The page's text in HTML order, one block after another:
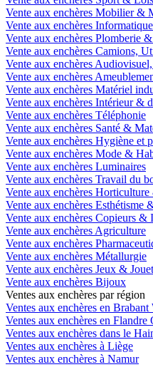
Vente aux enchères Mobilier &
Vente aux enchères
Vente aux enchères Plomberie
Vente aux enchères Camions,
Vente aux enchères
Vente aux enchères
Vente aux enchères Matériel
Vente aux enchères Intérieur &
Vente aux enchères Téléphonie
Vente aux enchères Santé &
Vente aux enchères Hygiène et
Vente aux enchères Mode &
Vente aux enchères Luminaires
Vente aux enchères Travail du
Vente aux enchères
Vente aux enchères Esthétisme
Vente aux enchères Copieurs &
Vente aux enchères Agriculture
Vente aux enchères
Vente aux enchères Métallurgie
Vente aux enchères Jeux &
Vente aux enchères Bijoux
Ventes aux enchères par région
Ventes aux enchères en Brabant
Ventes aux enchères en Flandre
Ventes aux enchères dans le
Ventes aux enchères à Liège
Ventes aux enchères à Namur